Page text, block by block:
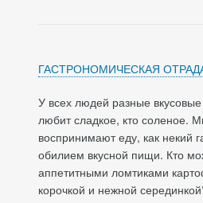
ГАСТРОНОМИЧЕСКАЯ
У всех людей разные
любит сладкое, кто соленое.
воспринимают еду, как некий
обилием вкусной пищи. Кто
аппетитными ломтиками
корочкой и нежной